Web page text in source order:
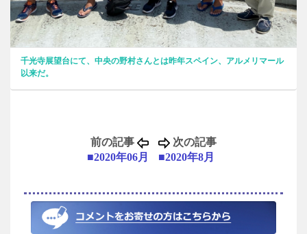
千光寺展望台にて、中央の野村さんとは昨年スペイン、アルメリマール
以来だ。
前の記事
■2020年06月
次の記事
■2020年8月